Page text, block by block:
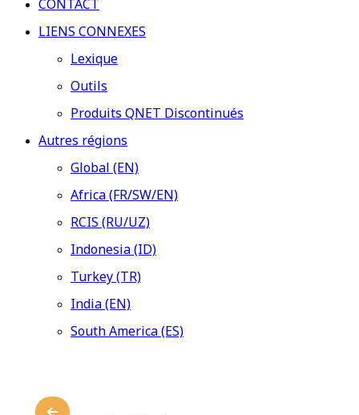
LIENS CONNEXES
Lexique
Outils
Produits QNET Discontinués
Autres régions
Global (EN)
Africa (FR/SW/EN)
RCIS (RU/UZ)
Indonesia (ID)
Turkey (TR)
India (EN)
South America (ES)